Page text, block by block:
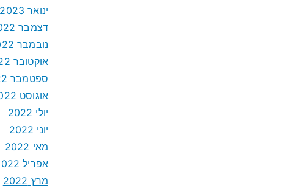
ינואר 2023
דצמבר 2022
נובמבר 2022
אוקטובר 2022
ספטמבר 2022
אוגוסט 2022
יולי 2022
יוני 2022
מאי 2022
אפריל 2022
מרץ 2022